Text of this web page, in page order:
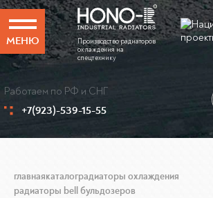
МЕНЮ
Производство радиаторов
охлаждения на
спецтехнику
Работаем по РФ и СНГ
+7(923)-539-15-55
главнаякаталоградиаторы охлаждения
радиаторы bell бульдозеров